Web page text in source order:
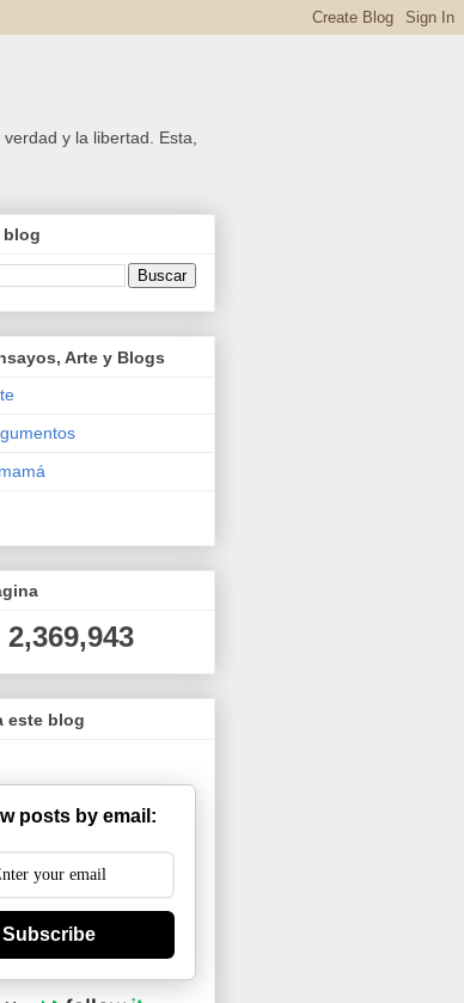
y la libertad. Esta,
blog
Arte y Blogs
2,369,943
este blog
posts by email:
Subscribe